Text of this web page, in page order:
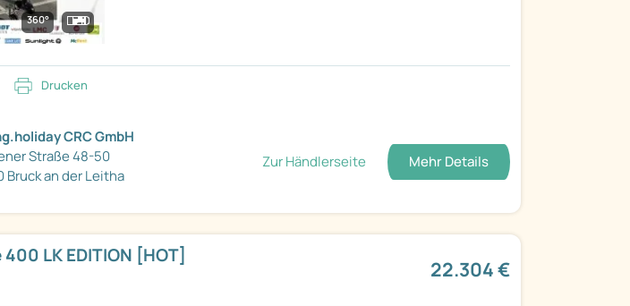
360°
Drucken
CRC GmbH
Straße 48-50
Bruck an der Leitha
Zur Händlerseite Mehr Details
LK EDITION [HOT]
22.304 €